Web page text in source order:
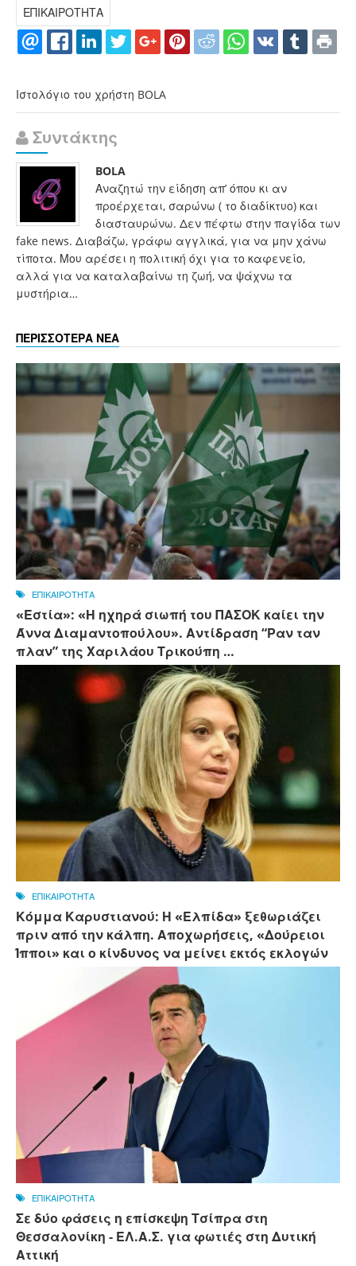
ΕΠΙΚΑΙΡΟΤΗΤΑ
Ιστολόγιο του χρήστη BOLA
Συντάκτης
BOLA
Αναζητώ την είδηση απ’ όπου κι αν
προέρχεται, σαρώνω ( το διαδίκτυο) και
διασταυρώνω. Δεν πέφτω στην παγίδα των
fake news. Διαβάζω, γράφω αγγλικά, για να μην χάνω
τίποτα. Μου αρέσει η πολιτική όχι για το καφενείο,
αλλά για να καταλαβαίνω τη ζωή, να ψάχνω τα
μυστήρια…
ΠΕΡΙΣΣΟΤΕΡΑ ΝΕΑ
ΕΠΙΚΑΙΡΟΤΗΤΑ
«Εστία»: «Η ηχηρά σιωπή του ΠΑΣΟΚ καίει την
Άννα Διαμαντοπούλου». Αντίδραση “Ραν ταν
πλαν” της Χαριλάου Τρικούπη …
ΕΠΙΚΑΙΡΟΤΗΤΑ
Κόμμα Καρυστιανού: Η «Ελπίδα» ξεθωριάζει
πριν από την κάλπη. Αποχωρήσεις, «Δούρειοι
Ίπποι» και ο κίνδυνος να μείνει εκτός εκλογών
ΕΠΙΚΑΙΡΟΤΗΤΑ
Σε δύο φάσεις η επίσκεψη Τσίπρα στη
Θεσσαλονίκη - ΕΛ.Α.Σ. για φωτιές στη Δυτική
Αττική